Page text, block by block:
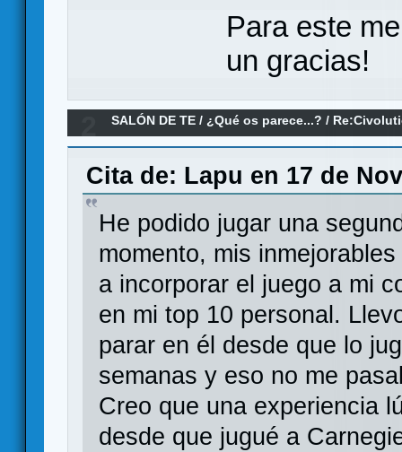
Para este
un gracias!
SALÓN DE TE /¿Qué os parece...? /
Cita de: Lapu en 17 de
He podido jugar una
momento, mis
a incorporar el juego a mi
en mi top 10 personal.
parar en él desde que lo
semanas y eso no me
Creo que una experiencia
desde que jugué a